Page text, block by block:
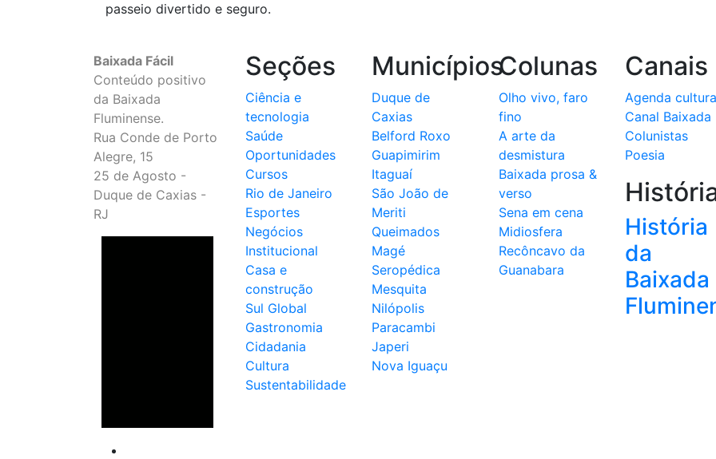
passeio divertido e seguro.
Baixada Fácil
Conteúdo positivo
da Baixada
Fluminense.
Rua Conde de Porto
Alegre, 15
25 de Agosto -
Duque de Caxias -
RJ
Seções
Ciência e
tecnologia
Saúde
Oportunidades
Cursos
Rio de Janeiro
Esportes
Negócios
Institucional
Casa e
construção
Sul Global
Gastronomia
Cidadania
Cultura
Sustentabilidade
Municípios
Duque de
Caxias
Belford Roxo
Guapimirim
Itaguaí
São João de
Meriti
Queimados
Magé
Seropédica
Mesquita
Nilópolis
Paracambi
Japeri
Nova Iguaçu
Colunas
Olho vivo, faro
fino
A arte da
desmistura
Baixada prosa &
verso
Sena em cena
Midiosfera
Recôncavo da
Guanabara
Canais
Agenda
Canal Baixada
Colunistas
Poesia
História
da
Baixada